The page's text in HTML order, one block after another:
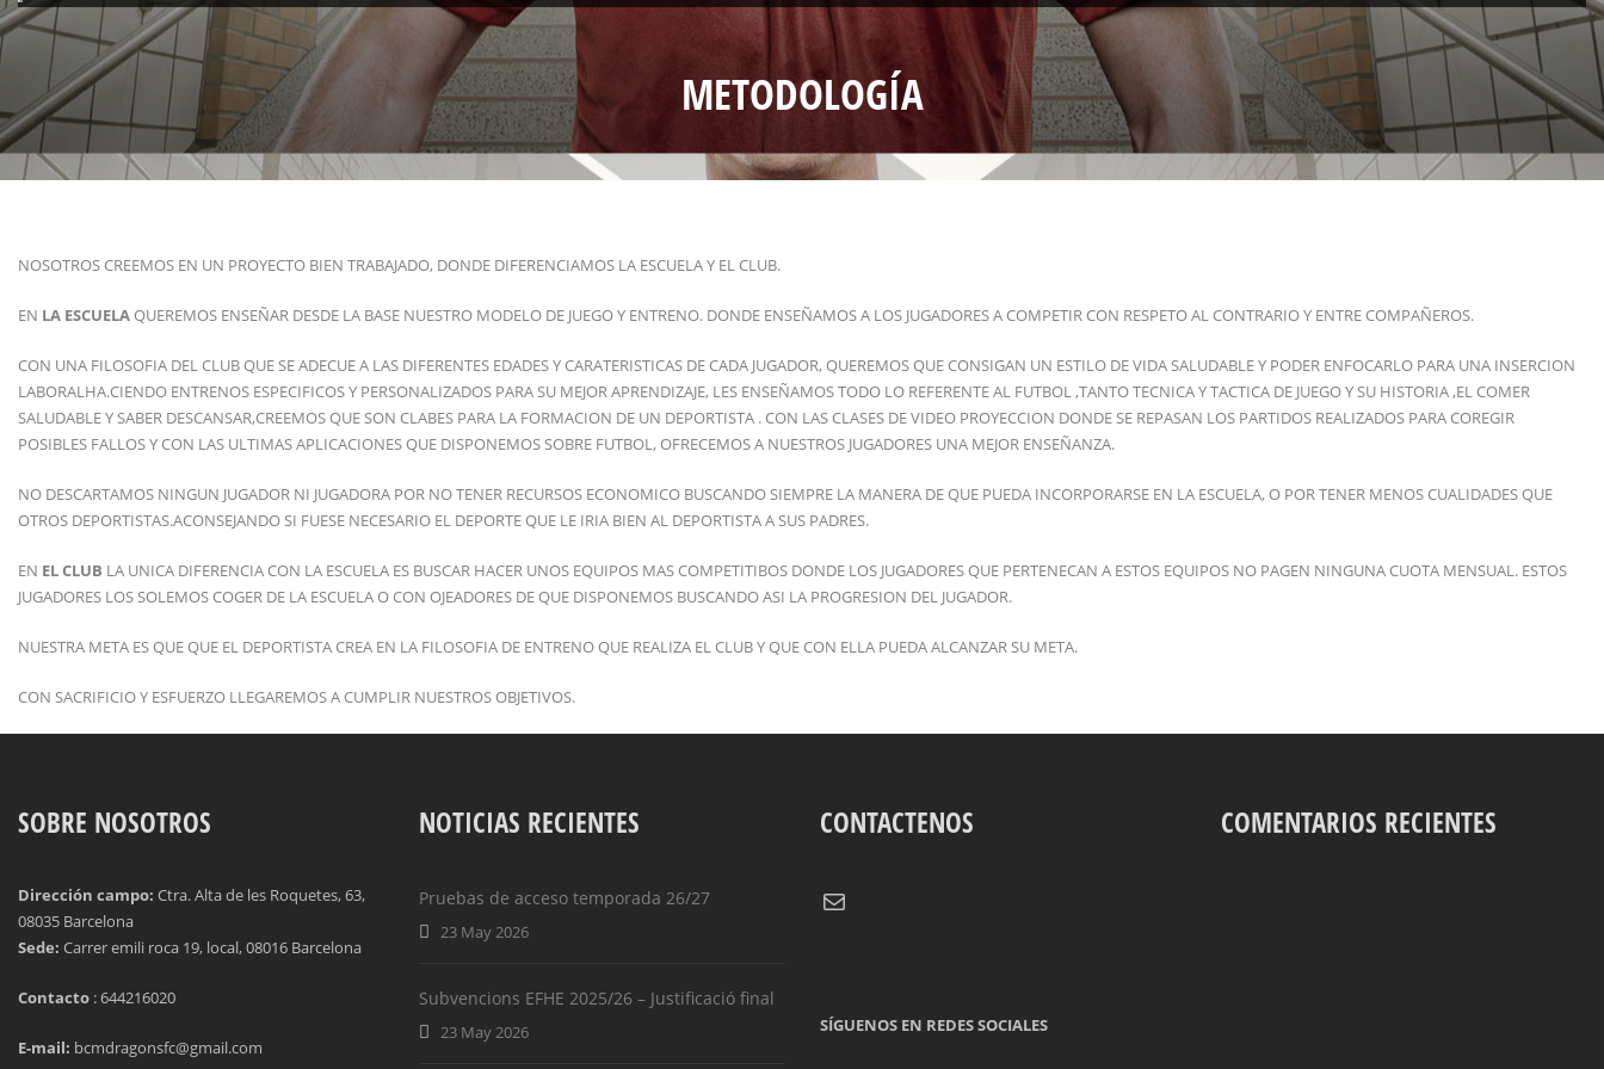
METODOLOGÍA
NOSOTROS CREEMOS EN UN PROYECTO BIEN TRABAJADO, DONDE DIFERENCIAMOS LA ESCUELA Y EL CLUB.
EN LA ESCUELAQUEREMOS ENSEÑAR DESDE LA BASE NUESTRO MODELO DE JUEGO Y ENTRENO. DONDE ENSEÑAMOS A LOS JUGADORES A COMPETIR CON RESPETO AL CONTRARIO Y ENTRE COMPAÑEROS.
CON UNA FILOSOFIA DEL CLUB QUE SE ADECUE A LAS DIFERENTES EDADES Y CARATERISTICAS DE CADA JUGADOR, QUEREMOS QUE CONSIGAN UN ESTILO DE VIDA SALUDABLE Y PODER ENFOCARLO PARA UNA INSERCION
LABORALHA.CIENDO ENTRENOS ESPECIFICOS Y PERSONALIZADOS PARA SU MEJOR APRENDIZAJE, LES ENSEÑAMOS TODO LO REFERENTE AL FUTBOL ,TANTO TECNICA Y TACTICA DE JUEGO Y SU HISTORIA ,EL COMER
SALUDABLE Y SABER DESCANSAR,CREEMOS QUE SON CLABES PARA LA FORMACION DE UN DEPORTISTA . CON LAS CLASES DE VIDEO PROYECCION DONDE SE REPASAN LOS PARTIDOS REALIZADOS PARA COREGIR
POSIBLES FALLOS Y CON LAS ULTIMAS APLICACIONES QUE DISPONEMOS SOBRE FUTBOL, OFRECEMOS A NUESTROS JUGADORES UNA MEJOR ENSEÑANZA.
NO DESCARTAMOS NINGUN JUGADOR NI JUGADORA POR NO TENER RECURSOS ECONOMICO BUSCANDO SIEMPRE LA MANERA DE QUE PUEDA INCORPORARSE EN LA ESCUELA, O POR TENER MENOS CUALIDADES QUE
OTROS DEPORTISTAS.ACONSEJANDO SI FUESE NECESARIO EL DEPORTE QUE LE IRIA BIEN AL DEPORTISTA A SUS PADRES.
EN EL CLUB LA UNICA DIFERENCIA CON LA ESCUELA ES BUSCAR HACER UNOS EQUIPOS MAS COMPETITIBOS DONDE LOS JUGADORES QUE PERTENECAN A ESTOS EQUIPOS NO PAGEN NINGUNA CUOTA MENSUAL. ESTOS
JUGADORES LOS SOLEMOS COGER DE LA ESCUELA O CON OJEADORES DE QUE DISPONEMOS BUSCANDO ASI LA PROGRESION DEL JUGADOR.
NUESTRA META ES QUE QUE EL DEPORTISTA CREA EN LA FILOSOFIA DE ENTRENO QUE REALIZA EL CLUB Y QUE CON ELLA PUEDA ALCANZAR SU META.
CON SACRIFICIO Y ESFUERZO LLEGAREMOS A CUMPLIR NUESTROS OBJETIVOS.
SOBRE NOSOTROS
Dirección campo: Ctra. Alta de les Roquetes, 63,
08035 Barcelona
Sede: Carrer emili roca 19, local, 08016 Barcelona
Contacto : 644216020
E-mail: bcmdragonsfc@gmail.com
NOTICIAS RECIENTES
Pruebas de acceso temporada 26/27
23 May 2026
Subvencions EFHE 2025/26 – Justificació final
23 May 2026
CONTACTENOS
Correo electrónico
SÍGUENOS EN REDES SOCIALES
COMENTARIOS RECIENTES